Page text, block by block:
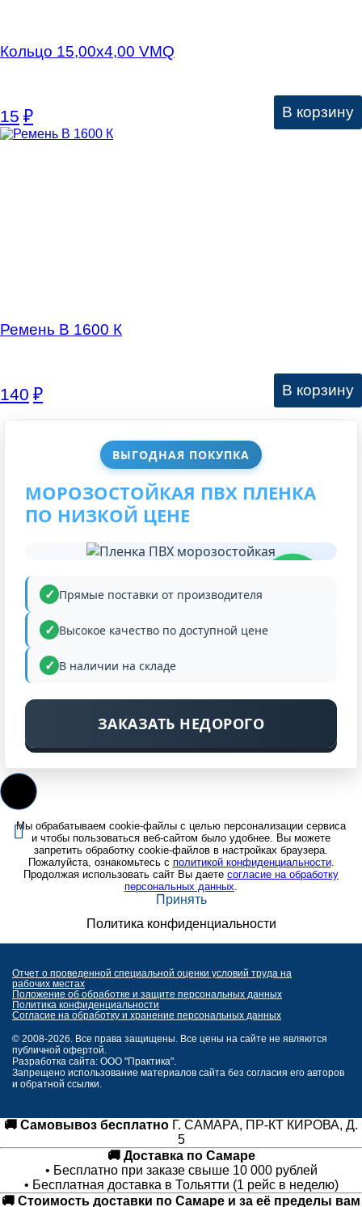
ВЫГОДНАЯ ПОКУПКА
МОРОЗОСТОЙКАЯ ПВХ ПЛЕНКА
ПО НИЗКОЙ ЦЕНЕ
Прямые поставки от производителя
Высокое качество по доступной цене
В наличии на складе
ЗАКАЗАТЬ НЕДОРОГО
Кольцо 15,00х4,00 VMQ
15 ₽ В корзину
Ремень В 1600 К
140 ₽ В корзину
Мы обрабатываем cookie-файлы с целью персонализации сервиса
и чтобы пользоваться веб-сайтом было удобнее. Вы можете
запретить обработку cookie-файлов в настройках браузера.
Пожалуйста, ознакомьтесь с политикой конфиденциальности.
Продолжая использовать сайт Вы даете согласие на обработку
персональных данных.
Принять
Политика конфиденциальности
Отчет о проведенной специальной оценки условий труда на
рабочих местах
Положение об обработке и защите персональных данных
Политика конфиденциальности
Согласие на обработку и хранение персональных данных
© 2008-2026. Все права защищены. Все цены на сайте не являются
публичной офертой.
Разработка сайта: ООО "Практика".
Запрещено использование материалов сайта без согласия его авторов
и обратной ссылки.
🚚 Самовывоз бесплатно Г. САМАРА, ПР-КТ КИРОВА, Д.
5
🚚 Доставка по Самаре
• Бесплатно при заказе свыше 10 000 рублей
• Бесплатная доставка в Тольятти (1 рейс в неделю)
🚚 Стоимость доставки по Самаре и за её пределы вам